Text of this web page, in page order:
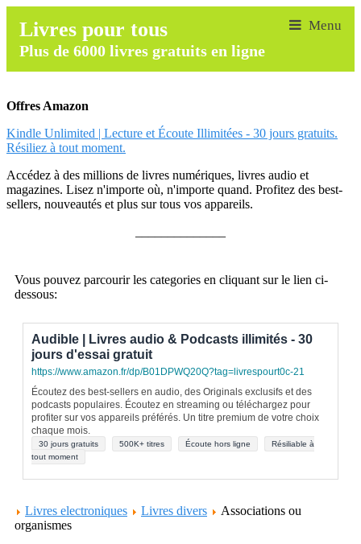
Livres pour tous
Plus de 6000 livres gratuits en ligne
Offres Amazon
Kindle Unlimited | Lecture et Écoute Illimitées - 30 jours gratuits.
Résiliez à tout moment.
Accédez à des millions de livres numériques, livres audio et
magazines. Lisez n'importe où, n'importe quand. Profitez des best-
sellers, nouveautés et plus sur tous vos appareils.
Vous pouvez parcourir les categories en cliquant sur le lien ci-
dessous:
Audible | Livres audio & Podcasts illimités - 30
jours d'essai gratuit
https://www.amazon.fr/dp/B01DPWQ20Q?tag=livrespourt0c-21
Écoutez des best-sellers en audio, des Originals exclusifs et des
podcasts populaires. Écoutez en streaming ou téléchargez pour
profiter sur vos appareils préférés. Un titre premium de votre choix
chaque mois.
30 jours gratuits 500K+ titres Écoute hors ligne
Résiliable à
tout moment
Livres electroniques Livres divers
Associations ou
organismes